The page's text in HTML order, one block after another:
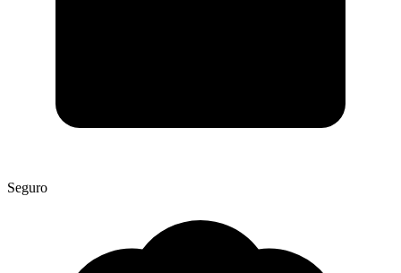
Seguro